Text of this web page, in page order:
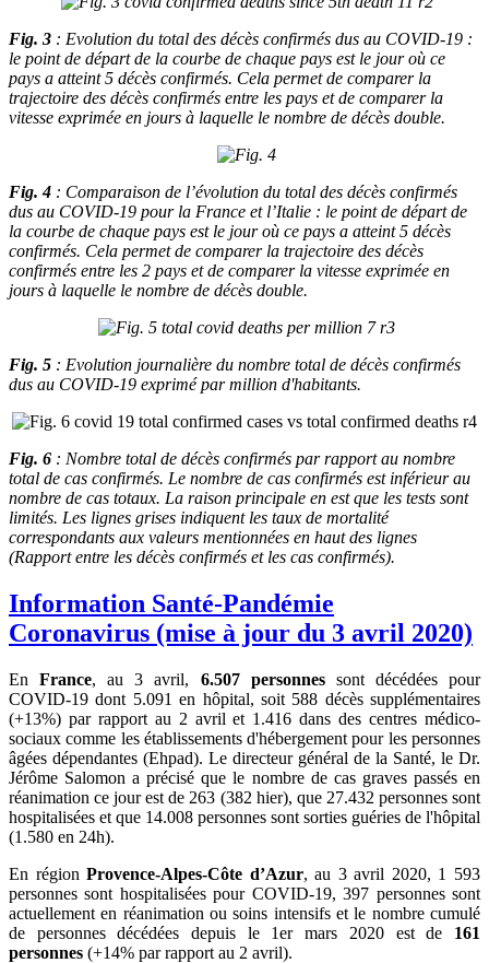
Fig. 3 : Evolution du total des décès confirmés dus au COVID-19 :
le point de départ de la courbe de chaque pays est le jour où ce
pays a atteint 5 décès confirmés. Cela permet de comparer la
trajectoire des décès confirmés entre les pays et de comparer la
vitesse exprimée en jours à laquelle le nombre de décès double.
Fig. 4 : Comparaison de l’évolution du total des décès confirmés
dus au COVID-19 pour la France et l’Italie : le point de départ de
la courbe de chaque pays est le jour où ce pays a atteint 5 décès
confirmés. Cela permet de comparer la trajectoire des décès
confirmés entre les 2 pays et de comparer la vitesse exprimée en
jours à laquelle le nombre de décès double.
Fig. 5 : Evolution journalière du nombre total de décès confirmés
dus au COVID-19 exprimé par million d'habitants.
Fig. 6 : Nombre total de décès confirmés par rapport au nombre
total de cas confirmés. Le nombre de cas confirmés est inférieur au
nombre de cas totaux. La raison principale en est que les tests sont
limités. Les lignes grises indiquent les taux de mortalité
correspondants aux valeurs mentionnées en haut des lignes
(Rapport entre les décès confirmés et les cas confirmés).
Information Santé-Pandémie
Coronavirus (mise à jour du 3 avril 2020)
EnFrance, au 3 avril, 6.507 personnessont décédées pour
COVID-19 dont 5.091 en hôpital, soit 588 décès supplémentaires
(+13%) par rapport au 2 avril et 1.416 dans des centres médico-
sociaux comme les établissements d'hébergement pour les personnes
âgées dépendantes (Ehpad). Le directeur général de la Santé, le Dr.
Jérôme Salomon a précisé que le nombre de cas graves passés en
réanimation ce jour est de 263 (382 hier), que 27.432 personnes sont
hospitalisées et que 14.008 personnes sont sorties guéries de l'hôpital
(1.580 en 24h).
En régionProvence-Alpes-Côte d’Azur, au 3 avril 2020, 1 593
personnes sont hospitalisées pour COVID-19, 397 personnes sont
actuellement en réanimation ou soins intensifs et le nombre cumulé
de personnes décédées depuis le 1er mars 2020 est de 161
personnes (+14% par rapport au 2 avril).